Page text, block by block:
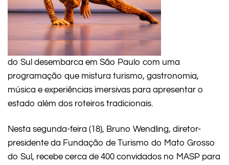
do Sul desembarca em São Paulo com uma
programação que mistura turismo, gastronomia,
música e experiências imersivas para apresentar o
estado além dos roteiros tradicionais.
Nesta segunda-feira (18), Bruno Wendling, diretor-
presidente da Fundação de Turismo do Mato Grosso
do Sul, recebe cerca de 400 convidados no MASP para